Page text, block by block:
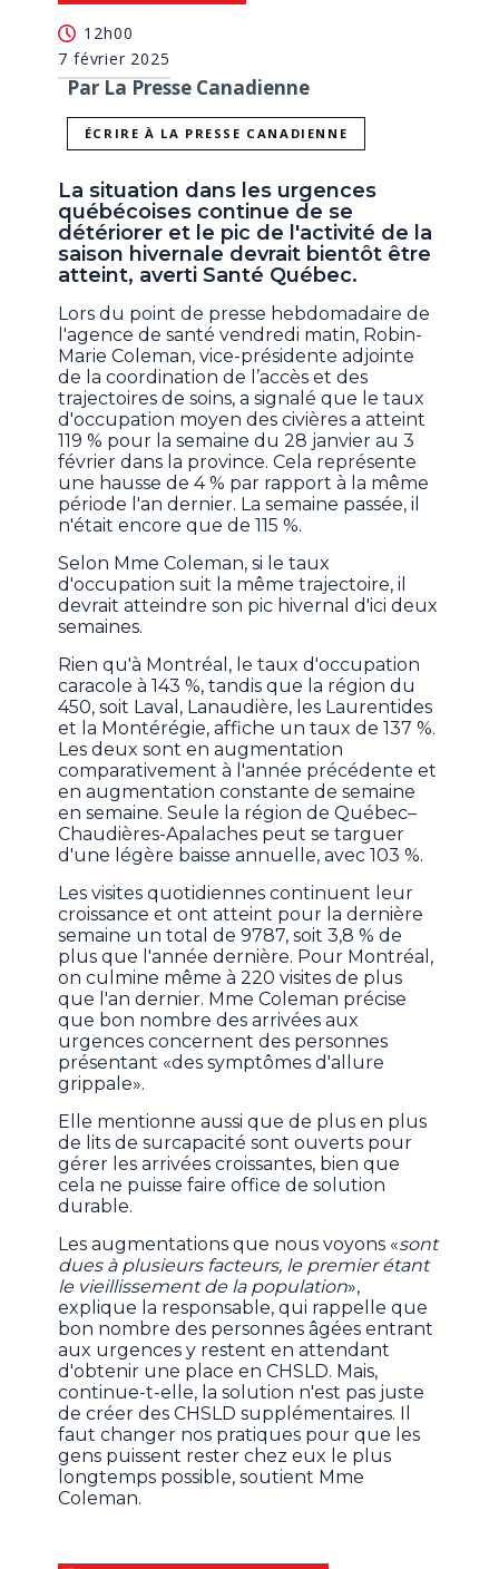
12h00
7 février 2025
Par La Presse Canadienne
ÉCRIRE À LA PRESSE CANADIENNE
La situation dans les urgences
québécoises continue de se
détériorer et le pic de l'activité de la
saison hivernale devrait bientôt être
atteint, averti Santé Québec.
Lors du point de presse hebdomadaire de
l'agence de santé vendredi matin, Robin-
Marie Coleman, vice-présidente adjointe
de la coordination de l’accès et des
trajectoires de soins, a signalé que le taux
d'occupation moyen des civières a atteint
119 % pour la semaine du 28 janvier au 3
février dans la province. Cela représente
une hausse de 4 % par rapport à la même
période l'an dernier. La semaine passée, il
n'était encore que de 115 %.
Selon Mme Coleman, si le taux
d'occupation suit la même trajectoire, il
devrait atteindre son pic hivernal d'ici deux
semaines.
Rien qu'à Montréal, le taux d'occupation
caracole à 143 %, tandis que la région du
450, soit Laval, Lanaudière, les Laurentides
et la Montérégie, affiche un taux de 137 %.
Les deux sont en augmentation
comparativement à l'année précédente et
en augmentation constante de semaine
en semaine. Seule la région de Québec–
Chaudières-Apalaches peut se targuer
d'une légère baisse annuelle, avec 103 %.
Les visites quotidiennes continuent leur
croissance et ont atteint pour la dernière
semaine un total de 9787, soit 3,8 % de
plus que l'année dernière. Pour Montréal,
on culmine même à 220 visites de plus
que l'an dernier. Mme Coleman précise
que bon nombre des arrivées aux
urgences concernent des personnes
présentant «des symptômes d'allure
grippale».
Elle mentionne aussi que de plus en plus
de lits de surcapacité sont ouverts pour
gérer les arrivées croissantes, bien que
cela ne puisse faire office de solution
durable.
Les augmentations que nous voyons «sont
dues à plusieurs facteurs, le premier étant
le vieillissement de la population»,
explique la responsable, qui rappelle que
bon nombre des personnes âgées entrant
aux urgences y restent en attendant
d'obtenir une place en CHSLD. Mais,
continue-t-elle, la solution n'est pas juste
de créer des CHSLD supplémentaires. Il
faut changer nos pratiques pour que les
gens puissent rester chez eux le plus
longtemps possible, soutient Mme
Coleman.